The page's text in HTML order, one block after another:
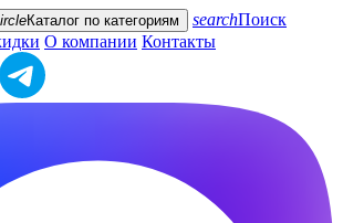
Каталог по категориям searchПоиск
О компании Контакты